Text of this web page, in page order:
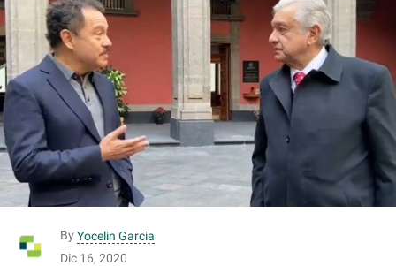
By Yocelin Garcia
Dic 16, 2020